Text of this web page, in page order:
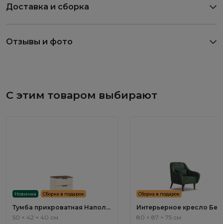
Доставка и сборка
Отзывы и фото
С этим товаром выбирают
Новинка Сборка в подарок
Тумба прикроватная Наполи
/ Napoli NP001.4
50 × 42 × 40 см
Сборка в подарок
Интерьерное кресло
/ Bengal ММ114.11
80 × 87 × 75 см